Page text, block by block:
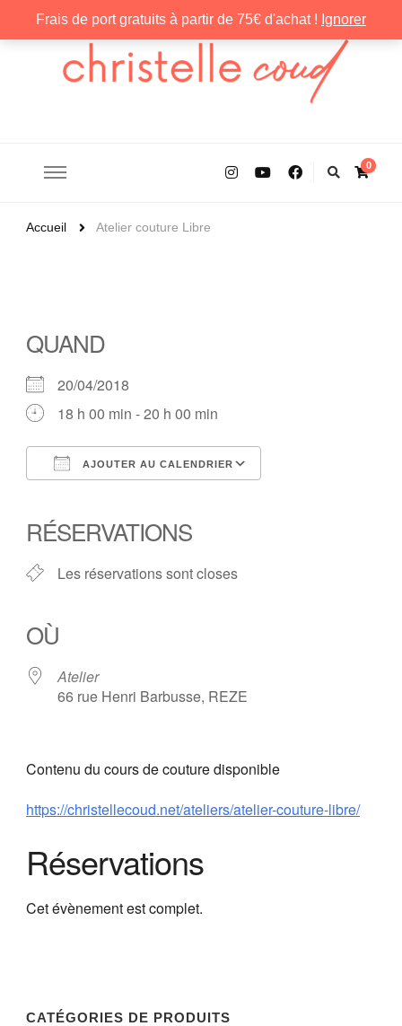
Frais de port gratuits à partir de 75€ d'achat ! Ignorer
0
Accueil Atelier couture Libre
QUAND
20/04/2018
18 h 00 min - 20 h 00 min
AJOUTER AU CALENDRIER
RÉSERVATIONS
Les réservations sont closes
OÙ
Atelier
66 rue Henri Barbusse, REZE
Contenu du cours de couture disponible
https://christellecoud.net/ateliers/atelier-couture-libre/
Réservations
Cet évènement est complet.
CATÉGORIES DE PRODUITS